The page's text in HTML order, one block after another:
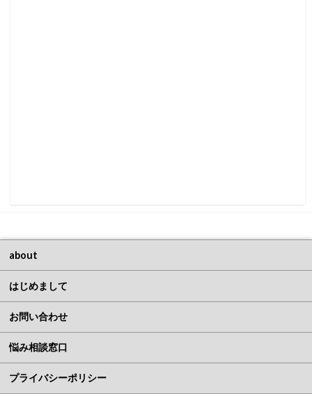
about
はじめまして
お問い合わせ
悩み相談窓口
プライバシーポリシー